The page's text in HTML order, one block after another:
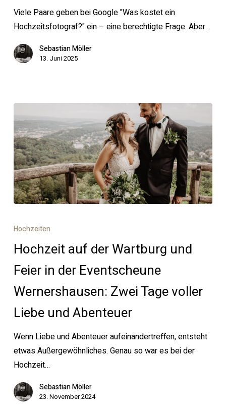
kostet
es,
zu
sein?
Viele Paare geben bei Google "Was kostet ein
Hochzeitsfotograf?" ein – eine berechtigte Frage. Aber…
Sebastian Möller
13. Juni 2025
auf
Wartburg
und
in
der
Wernershausen:
Zwei
Tage
voller
Liebe
Hochzeiten
Hochzeit auf der Wartburg und
Feier in der Eventscheune
Wernershausen: Zwei Tage voller
Liebe und Abenteuer
Wenn Liebe und Abenteuer aufeinandertreffen, entsteht
etwas Außergewöhnliches. Genau so war es bei der
Hochzeit…
Sebastian Möller
23. November 2024